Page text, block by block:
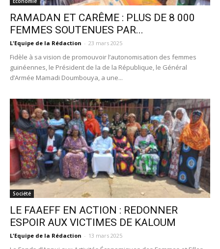
RAMADAN ET CARÊME : PLUS DE 8 000
FEMMES SOUTENUES PAR...
L'Equipe de la Rédaction - 23 mars 2025
Fidèle à sa vision de promouvoir l’autonomisation des femmes
guinéennes, le Président de la de la République, le Général
d’Armée Mamadi Doumbouya, a une...
Société
LE FAAEFF EN ACTION : REDONNER
ESPOIR AUX VICTIMES DE KALOUM
L'Equipe de la Rédaction - 13 mars 2025